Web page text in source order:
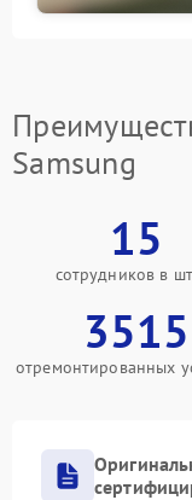
Samsung
15
сотрудников в
3515
отремонтированных